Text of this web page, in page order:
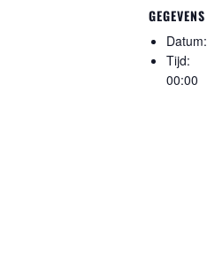
GEGEVENS
Datum:
Tijd:
00:00